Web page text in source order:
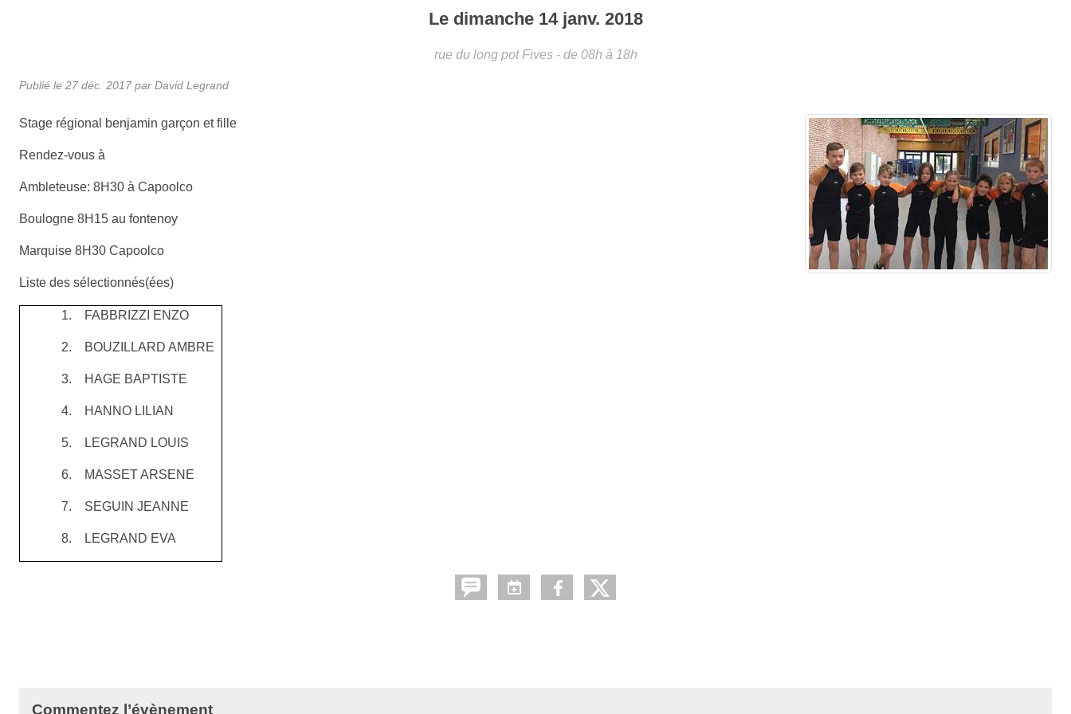
Le dimanche 14 janv. 2018
rue du long pot Fives - de 08h à 18h
Publié le 27 déc. 2017 par David Legrand
Stage régional benjamin garçon et fille
Rendez-vous à
Ambleteuse: 8H30 à Capoolco
Boulogne 8H15 au fontenoy
Marquise 8H30 Capoolco
Liste des sélectionnés(ées)
1. FABBRIZZI ENZO
2. BOUZILLARD AMBRE
3. HAGE BAPTISTE
4. HANNO LILIAN
5. LEGRAND LOUIS
6. MASSET ARSENE
7. SEGUIN JEANNE
8. LEGRAND EVA
Commentez l’évènement